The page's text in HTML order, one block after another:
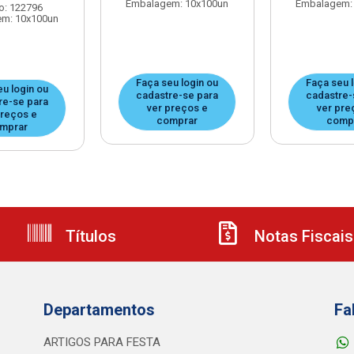
122796
10x100un
login ou
se para
e
Embalagem: 10x100un
Faça seu login ou
cadastre-se para
ver preços e
comprar
Faça seu
ver
Títulos Notas Fiscais
Departamentos
ARTIGOS PARA FESTA